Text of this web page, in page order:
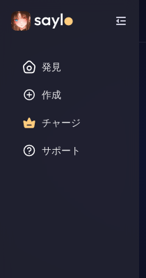
発見
作成
チャージ
サポート